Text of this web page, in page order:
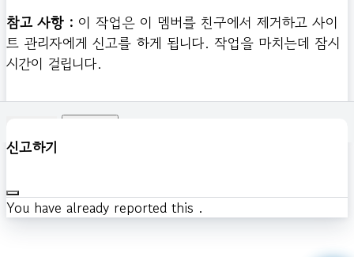
참고 사항 : 이 작업은 이 멤버를 친구에서 제거하고 사이
트 관리자에게 신고를 하게 됩니다. 작업을 마치는데 잠시
시간이 걸립니다.
신고하기
You have already reported this .